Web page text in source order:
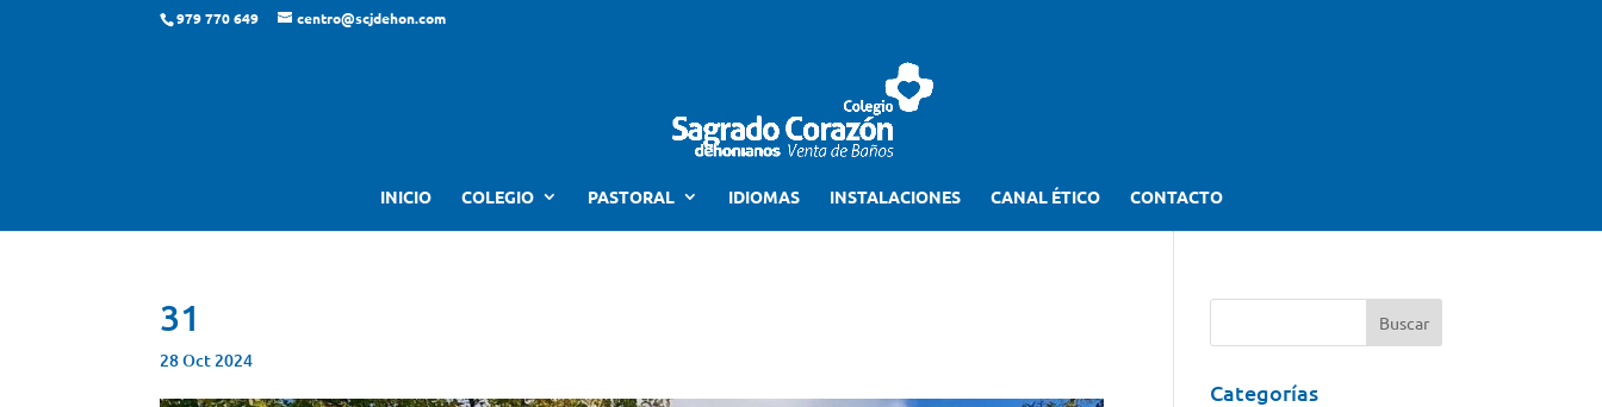
979 770 649 centro@scjdehon.com
INICIO COLEGIO PASTORAL IDIOMAS INSTALACIONES CANAL ÉTICO CONTACTO
31
28 Oct 2024
Categorías